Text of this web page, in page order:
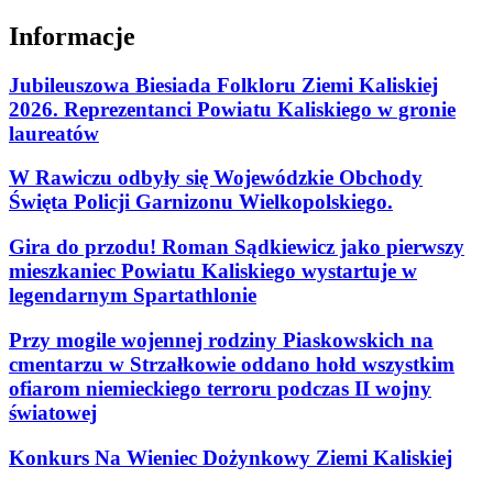
Informacje
Jubileuszowa Biesiada Folkloru Ziemi Kaliskiej
2026. Reprezentanci Powiatu Kaliskiego w gronie
laureatów
W Rawiczu odbyły się Wojewódzkie Obchody
Święta Policji Garnizonu Wielkopolskiego.
Gira do przodu! Roman Sądkiewicz jako pierwszy
mieszkaniec Powiatu Kaliskiego wystartuje w
legendarnym Spartathlonie
Przy mogile wojennej rodziny Piaskowskich na
cmentarzu w Strzałkowie oddano hołd wszystkim
ofiarom niemieckiego terroru podczas II wojny
światowej
Konkurs Na Wieniec Dożynkowy Ziemi Kaliskiej